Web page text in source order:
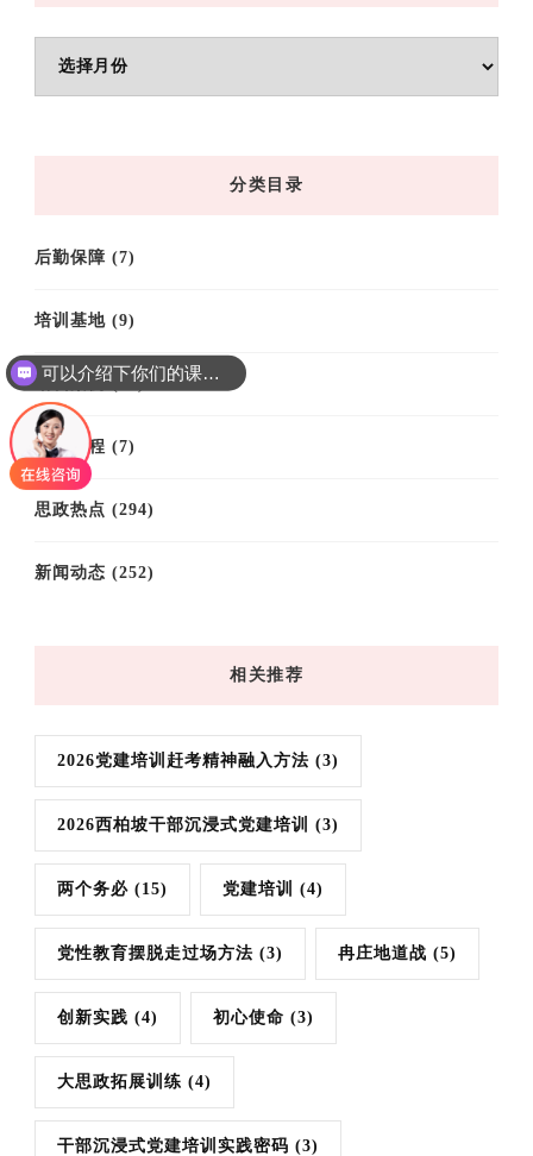
分类目录
后勤保障 (7)
培训基地 (9)
培训案例(61)
培训课程 (7)
思政热点 (294)
新闻动态 (252)
相关推荐
2026党建培训赶考精神融入方法 (3)
2026西柏坡干部沉浸式党建培训 (3)
两个务必 (15) 党建培训 (4)
党性教育摆脱走过场方法 (3) 冉庄地道战 (5)
创新实践 (4) 初心使命 (3)
大思政拓展训练 (4)
干部沉浸式党建培训实践密码 (3)
可以介绍下你们的课程吗？